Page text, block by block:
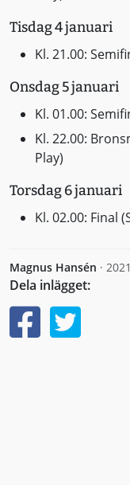
Tisdag 4 januari
Kl. 21.00:
Onsdag 5 januari
Kl. 01.00:
Kl. 22.00:
Play)
Torsdag 6 januari
Kl. 02.00: Final
Magnus Hansén ·
Dela inlägget: